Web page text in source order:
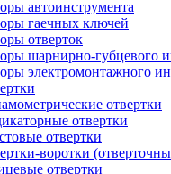
автоинструмента
гаечных ключей
отверток
шарнирно-губцевого
электромонтажного
отвертки
отвертки
отвертки
воротки
отвертки